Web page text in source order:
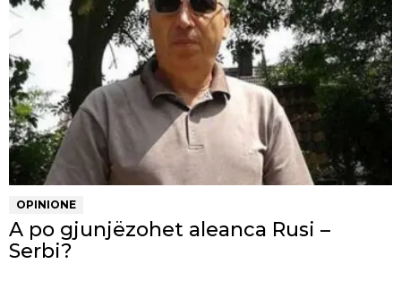
OPINIONE
A po gjunjëzohet aleanca Rusi –
Serbi?